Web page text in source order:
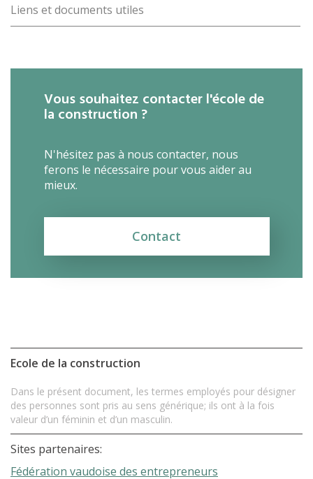
Liens et documents utiles
Vous souhaitez contacter l'école de
la construction ?
N'hésitez pas à nous contacter, nous
ferons le nécessaire pour vous aider au
mieux.
Contact
Ecole de la construction
Dans le présent document, les termes employés pour désigner
des personnes sont pris au sens générique; ils ont à la fois
valeur d’un féminin et d’un masculin.
Sites partenaires:
Fédération vaudoise des entrepreneurs